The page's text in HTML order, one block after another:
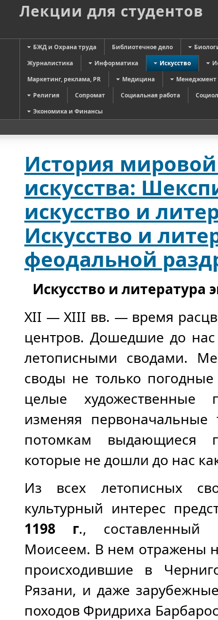
Лекции для студентов
БЖД и Охрана труда Библиотечное дело
Журналистика
Информатика Искусство
Маркетинг, реклама, PR
Медицина
Менеджмент
Религия
Сопромат Социальная работа
Экономика и Финансы
История
искусства:
искусство и
Искусство и
феодальной
Искусство и литература
XII — XIII вв. — время
центров. Дошедшие до
летописными сводами.
своды не только
целые художественные
изменяя
потомкам выдающиеся
которые не дошли до нас
Из всех летописных
культурный интерес
1198 г., составленный
Моисеем. В нем отражены
происходившие в
Рязани, и даже
походов Фридриха